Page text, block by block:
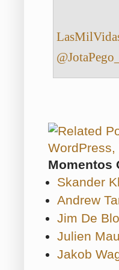
@JotaPego_
Momentos
Skander
Andrew
Jim De
Julien
Jakob